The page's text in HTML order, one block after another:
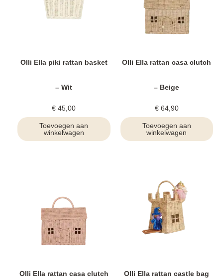
Olli Ella piki rattan basket
– Wit
€ 45,00
Toevoegen aan
winkelwagen
Olli Ella rattan casa clutch
– Beige
€64,90
Toevoegen aan
winkelwagen
Olli Ella rattan casa clutch Olli Ella rattan castle bag